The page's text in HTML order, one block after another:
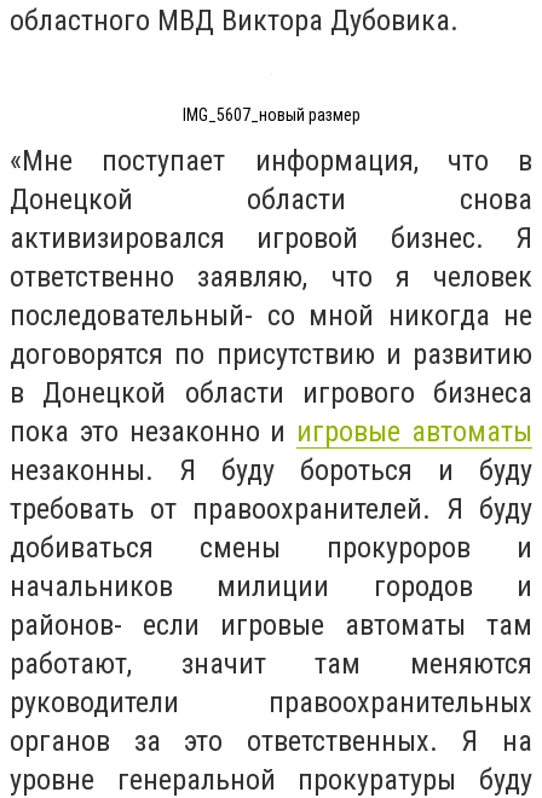
областного МВД Виктора Дубовика.
IMG_5607_новый размер
«Мне поступает информация, что в
Донецкой области снова
активизировался игровой бизнес. Я
ответственно заявляю, что я человек
последовательный- со мной никогда не
договорятся по присутствию и развитию
в Донецкой области игрового бизнеса
пока это незаконно и игровые автоматы
незаконны. Я буду бороться и буду
требовать от правоохранителей. Я буду
добиваться смены прокуроров и
начальников милиции городов и
районов- если игровые автоматы там
работают, значит там меняются
руководители правоохранительных
органов за это ответственных. Я на
уровне генеральной прокуратуры буду